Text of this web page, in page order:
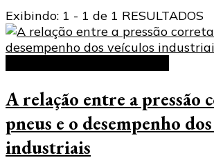
Exibindo: 1 - 1 de 1 RESULTADOS
A relação entre a pressão
pneus e o desempenho
industriais